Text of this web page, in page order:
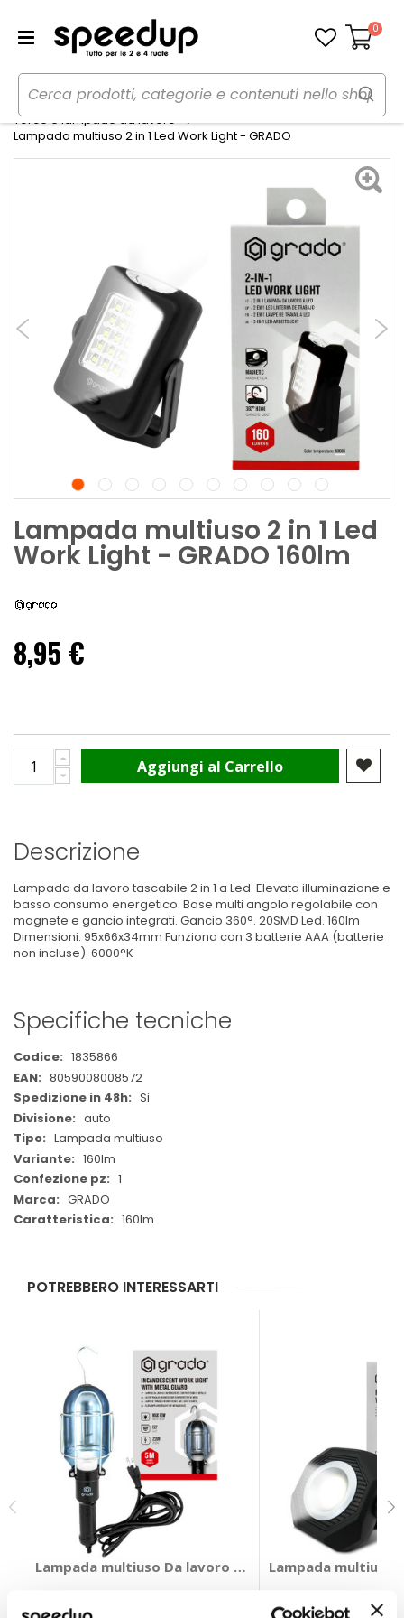
Carrello
0
Home Auto
Utensili, lampade da lavoro e torce
Torce e lampade da lavoro
Lampada multiuso 2 in 1 Led Work Light - GRADO
Lampada multiuso 2 in 1 Led
Work Light - GRADO 160lm
8,95 €
Aggiungi al Carrello
Descrizione
Lampada da lavoro tascabile 2 in 1 a Led. Elevata illuminazione e
basso consumo energetico. Base multi angolo regolabile con
magnete e gancio integrati. Gancio 360°. 20SMD Led. 160lm
Dimensioni: 95x66x34mm Funziona con 3 batterie AAA (batterie
non incluse). 6000°K
Specifiche tecniche
Maggiori
Informazioni
1835866
8059008008572
Si
auto
Lampada multiuso
160lm
1
GRADO
160lm
POTREBBERO INTERESSARTI
Lampada multiuso Da lavoro con cavo - GRADO
Lampada multiuso